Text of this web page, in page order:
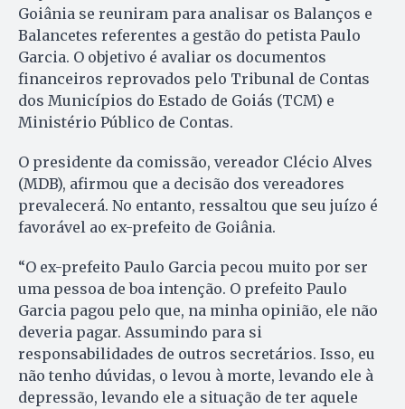
Goiânia se reuniram para analisar os Balanços e
Balancetes referentes a gestão do petista Paulo
Garcia. O objetivo é avaliar os documentos
financeiros reprovados pelo Tribunal de Contas
dos Municípios do Estado de Goiás (TCM) e
Ministério Público de Contas.
O presidente da comissão, vereador Clécio Alves
(MDB), afirmou que a decisão dos vereadores
prevalecerá. No entanto, ressaltou que seu juízo é
favorável ao ex-prefeito de Goiânia.
“O ex-prefeito Paulo Garcia pecou muito por ser
uma pessoa de boa intenção. O prefeito Paulo
Garcia pagou pelo que, na minha opinião, ele não
deveria pagar. Assumindo para si
responsabilidades de outros secretários. Isso, eu
não tenho dúvidas, o levou à morte, levando ele à
depressão, levando ele a situação de ter aquele